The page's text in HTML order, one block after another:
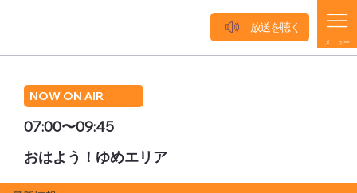
NOW ON AIR
07:00〜09:45
おはよう！ゆめエリア
メニュー
放送を聴く